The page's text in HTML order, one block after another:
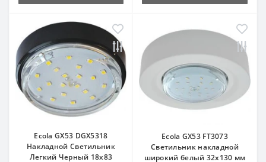
Ecola GX53 DGX5318
Накладной Светильник
Легкий Черный 18x83
Ecola GX53 FT3073
Светильник накладной
широкий белый 32х130 мм